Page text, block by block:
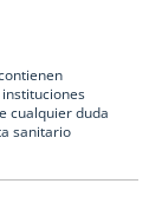
cualquier duda
sanitario